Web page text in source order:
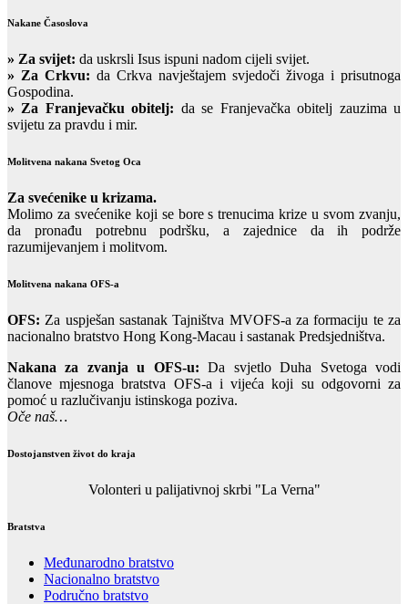
Nakane Časoslova
» Za svijet: da uskrsli Isus ispuni nadom cijeli svijet.
» Za Crkvu: da Crkva navještajem svjedoči živoga i prisutnoga
Gospodina.
» Za Franjevačku obitelj: da se Franjevačka obitelj zauzima u
svijetu za pravdu i mir.
Molitvena nakana Svetog Oca
Za svećenike u krizama.
Molimo za svećenike koji se bore s trenucima krize u svom zvanju,
da pronađu potrebnu podršku, a zajednice da ih podrže
razumijevanjem i molitvom.
Molitvena nakana OFS-a
OFS: Za uspješan sastanak Tajništva MVOFS-a za formaciju te za
nacionalno bratstvo Hong Kong-Macau i sastanak Predsjedništva.
Nakana za zvanja u OFS-u: Da svjetlo Duha Svetoga vodi
članove mjesnoga bratstva OFS-a i vijeća koji su odgovorni za
pomoć u razlučivanju istinskoga poziva.
Oče naš…
Dostojanstven život do kraja
Volonteri u palijativnoj skrbi "La Verna"
Bratstva
Međunarodno bratstvo
Nacionalno bratstvo
Područno bratstvo